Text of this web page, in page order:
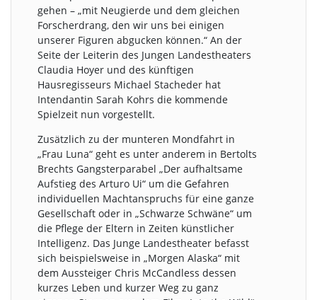
gehen – „mit Neugierde und dem gleichen
Forscherdrang, den wir uns bei einigen
unserer Figuren abgucken können.“ An der
Seite der Leiterin des Jungen Landestheaters
Claudia Hoyer und des künftigen
Hausregisseurs Michael Stacheder hat
Intendantin Sarah Kohrs die kommende
Spielzeit nun vorgestellt.
Zusätzlich zu der munteren Mondfahrt in
„Frau Luna“ geht es unter anderem in Bertolts
Brechts Gangsterparabel „Der aufhaltsame
Aufstieg des Arturo Ui“ um die Gefahren
individuellen Machtanspruchs für eine ganze
Gesellschaft oder in „Schwarze Schwäne“ um
die Pflege der Eltern in Zeiten künstlicher
Intelligenz. Das Junge Landestheater befasst
sich beispielsweise in „Morgen Alaska“ mit
dem Aussteiger Chris McCandless dessen
kurzes Leben und kurzer Weg zu ganz